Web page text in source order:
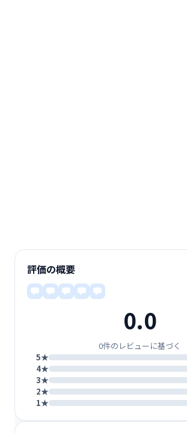
評価の概要
0.0
0件のレビューに基づく
5★
4★
3★
2★
1★